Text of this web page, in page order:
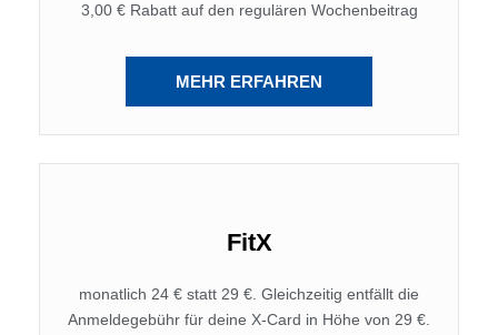
3,00 € Rabatt auf den regulären Wochenbeitrag
MEHR ERFAHREN
FitX
monatlich 24 € statt 29 €. Gleichzeitig entfällt die
Anmeldegebühr für deine X-Card in Höhe von 29 €.